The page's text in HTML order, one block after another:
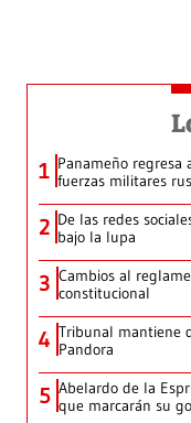
1 Panameño regresa
fuerzas militares
2 De las redes
bajo la lupa
3 Cambios al
constitucional
4 Tribunal mantiene
Pandora
5 Abelardo de la
que marcarán su